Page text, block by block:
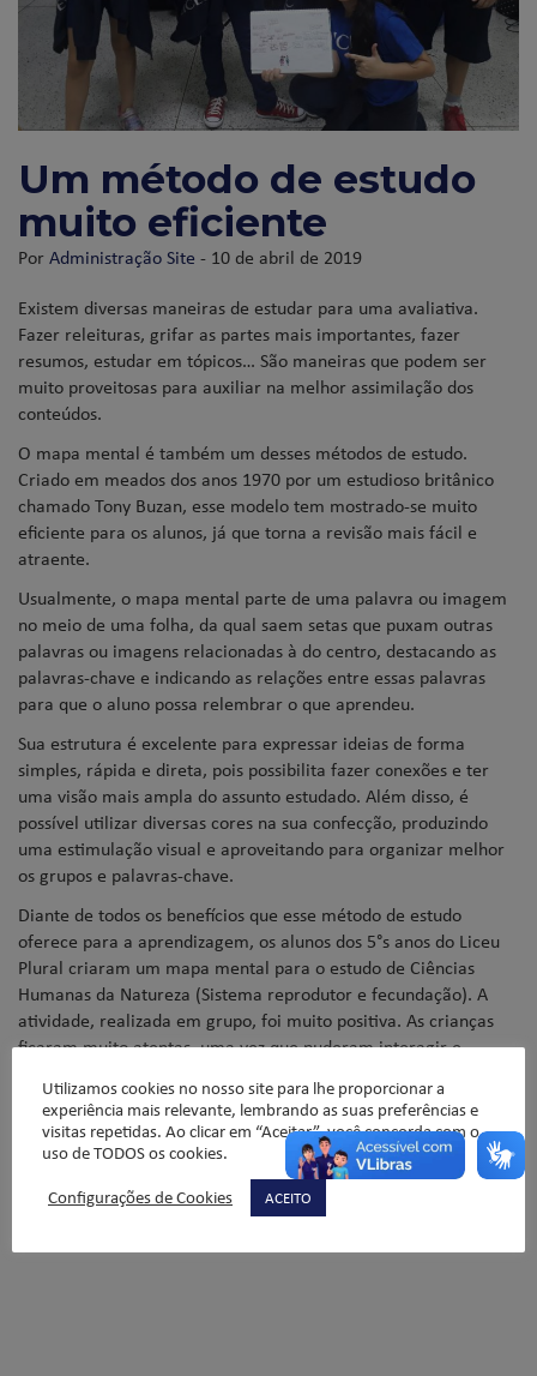
Um método de estudo
muito eficiente
PorAdministração Site - 10 de abril de 2019
Existem diversas maneiras de estudar para uma avaliativa.
Fazer releituras, grifar as partes mais importantes, fazer
resumos, estudar em tópicos… São maneiras que podem ser
muito proveitosas para auxiliar na melhor assimilação dos
conteúdos.
O mapa mental é também um desses métodos de estudo.
Criado em meados dos anos 1970 por um estudioso britânico
chamado Tony Buzan, esse modelo tem mostrado-se muito
eficiente para os alunos, já que torna a revisão mais fácil e
atraente.
Usualmente, o mapa mental parte de uma palavra ou imagem
no meio de uma folha, da qual saem setas que puxam outras
palavras ou imagens relacionadas à do centro, destacando as
palavras-chave e indicando as relações entre essas palavras
para que o aluno possa relembrar o que aprendeu.
Sua estrutura é excelente para expressar ideias de forma
simples, rápida e direta, pois possibilita fazer conexões e ter
uma visão mais ampla do assunto estudado. Além disso, é
possível utilizar diversas cores na sua confecção, produzindo
uma estimulação visual e aproveitando para organizar melhor
os grupos e palavras-chave.
Diante de todos os benefícios que esse método de estudo
oferece para a aprendizagem, os alunos dos 5°s anos do Liceu
Plural criaram um mapa mental para o estudo de Ciências
Humanas da Natureza (Sistema reprodutor e fecundação). A
atividade, realizada em grupo, foi muito positiva. As crianças
ficaram muito atentas, uma vez que puderam interagir e
Confira as fotos!
Assistentes pedagógicas: Renata S. do Nascimento e Gabriela
Utilizamos cookies no nosso site para lhe proporcionar a
experiência mais relevante, lembrando as suas preferências e
visitas repetidas. Ao clicar em “Aceitar”, você concorda com o
uso de TODOS os cookies.
Configurações de Cookies
ACEITO